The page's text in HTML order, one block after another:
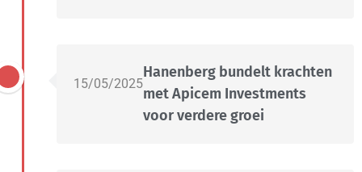
15/05/2025
Hanenberg bundelt krachten
met Apicem Investments
voor verdere groei